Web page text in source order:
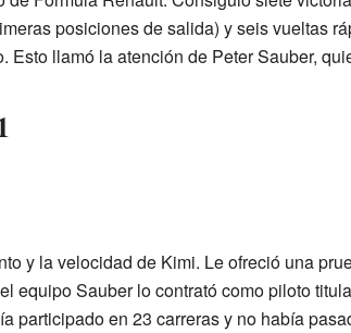
posiciones de salida) y seis vueltas
llamó la atención de Peter Sauber,
y la velocidad de Kimi. Le ofreció una
equipo Sauber lo contrató como piloto
participado en 23 carreras y no había